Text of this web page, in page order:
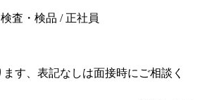
査・検品 / 正社員
す、表記なしは面接時にご相談く